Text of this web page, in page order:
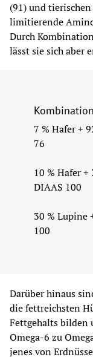
(91) und tierischen
limitierende
Durch
lässt sie sich aber
7 % Hafer +
76
10 % Hafer
DIAAS 100
30 % Lupine
100
Darüber hinaus
die fettreichsten
Fettgehalts bilden
Omega-6 zu
jenes von